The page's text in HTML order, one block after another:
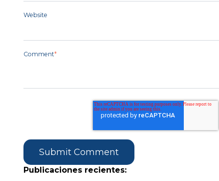
Website
Comment*
Publicaciones recientes: